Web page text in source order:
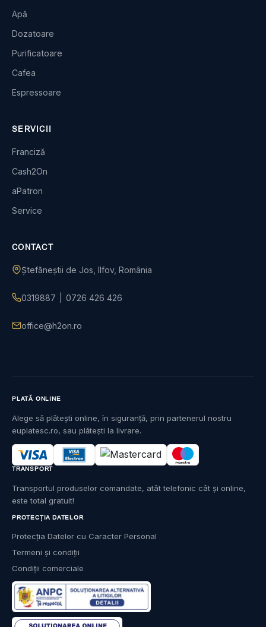
Apă
Dozatoare
Purificatoare
Cafea
Espressoare
SERVICII
Franciză
Cash2On
aPatron
Service
CONTACT
Ștefăneștii de Jos, Ilfov, România
0319887 0726 426 426
office@h2on.ro
PROTECȚIA DATELOR
Protecția Datelor cu Caracter Personal
Termeni și condiții
Condiții comerciale
PLATĂ ONLINE
Alege să plătești online, în siguranță, prin partenerul nostru
euplatesc.ro, sau plătești la livrare.
TRANSPORT
Transportul produselor comandate, atât telefonic cât și online,
este total gratuit!